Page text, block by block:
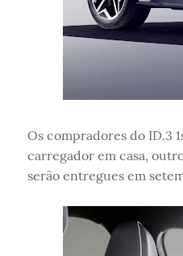
Os compradores do ID.3
carregador em casa,
serão entregues em